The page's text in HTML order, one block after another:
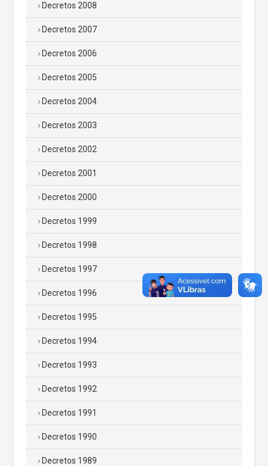
Decretos 2008
Decretos 2007
Decretos 2006
Decretos 2005
Decretos 2004
Decretos 2003
Decretos 2002
Decretos 2001
Decretos 2000
Decretos 1999
Decretos 1998
Decretos 1997
Decretos 1996
Decretos 1995
Decretos 1994
Decretos 1993
Decretos 1992
Decretos 1991
Decretos 1990
Decretos 1989